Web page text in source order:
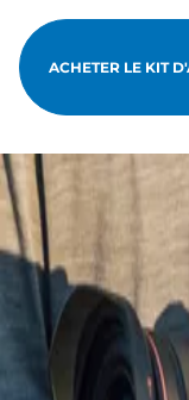
ACHETER LE KIT